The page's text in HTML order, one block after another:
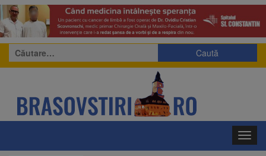
Caută
după: